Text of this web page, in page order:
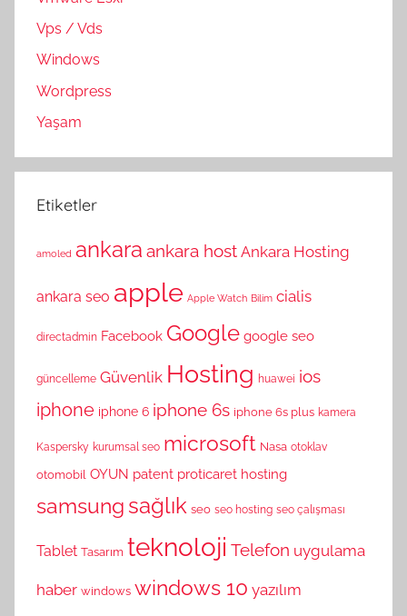
Vps / Vds
Windows
Wordpress
Yaşam
Etiketler
amoled ankara ankara host Ankara Hosting
ankara seo apple Apple Watch Bilim cialis
directadmin Facebook Google google seo
güncelleme Güvenlik Hosting huawei ios
iphone iphone 6 iphone 6s iphone 6s plus kamera
Kaspersky kurumsal seo microsoft Nasa otoklav
otomobil OYUN patent proticaret hosting
samsung sağlık seo seo hosting seo çalışması
Tablet Tasarım teknoloji Telefon uygulama
haber windows windows 10 yazılım